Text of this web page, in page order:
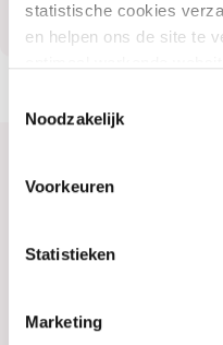
statistische cookies
en helpen ons de site te
Noodzakelijk
Voorkeuren
Statistieken
Marketing
helpen?